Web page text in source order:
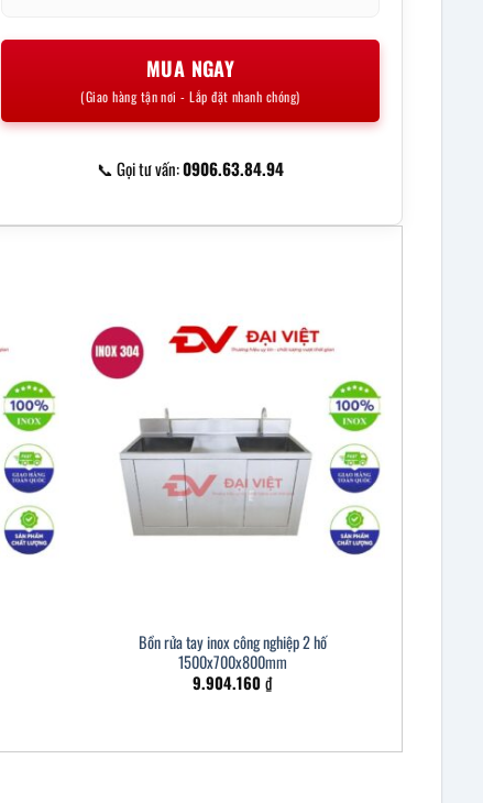
MUA NGAY
(Giao hàng tận nơi - Lắp đặt nhanh chóng)
📞 Gọi tư vấn:0906.63.84.94
Bồn rửa tay inox công nghiệp 2 hố
1500x700x800mm
9.904.160₫